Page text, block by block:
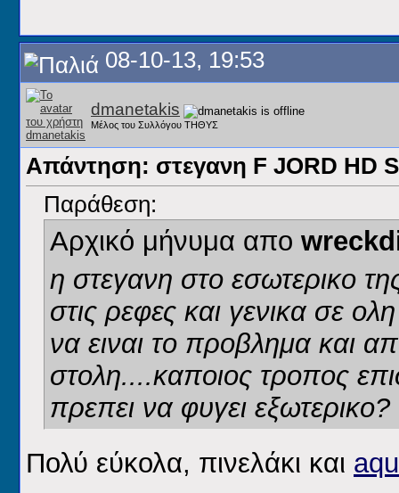
08-10-13, 19:53
dmanetakis
Μέλος του Συλλόγου ΤΗΘΥΣ
Απάντηση: στεγανη F JORD HD
Παράθεση:
Αρχικό μήνυμα απο
η στεγανη στο εσωτερικο
στις ρεφες και γενικα σε
να ειναι το προβλημα και
στολη....καποιος τροπος
πρεπει να φυγει εξωτερικο?
Πολύ εύκολα, πινελάκι και